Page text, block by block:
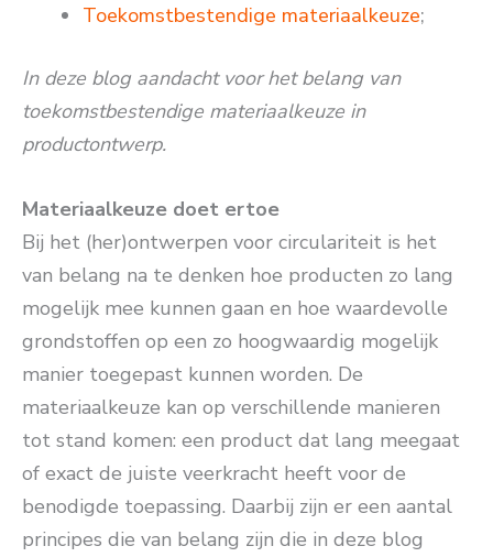
Toekomstbestendige materiaalkeuze;
In deze blog aandacht voor het belang van
toekomstbestendige materiaalkeuze in
productontwerp.
Materiaalkeuze doet ertoe
Bij het (her)ontwerpen voor circulariteit is het
van belang na te denken hoe producten zo lang
mogelijk mee kunnen gaan en hoe waardevolle
grondstoffen op een zo hoogwaardig mogelijk
manier toegepast kunnen worden. De
materiaalkeuze kan op verschillende manieren
tot stand komen: een product dat lang meegaat
of exact de juiste veerkracht heeft voor de
benodigde toepassing. Daarbij zijn er een aantal
principes die van belang zijn die in deze blog